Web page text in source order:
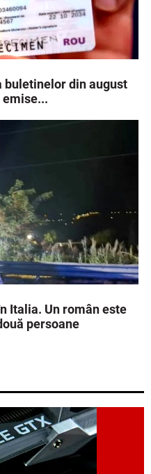
buletinelor din august
emise...
Italia. Un român este
persoane